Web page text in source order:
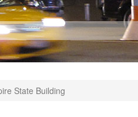
State Building